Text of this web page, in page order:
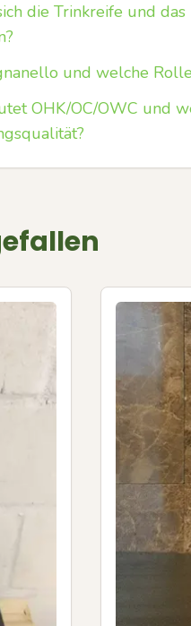
die Trinkreife und
und welche
OHK/OC/OWC und